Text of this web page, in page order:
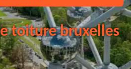
toiture bruxelles